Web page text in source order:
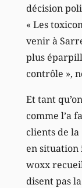
décision
« Les
venir à
plus
contrôle »,
Et tant
comme l’a
clients de
en
woxx
disent pas